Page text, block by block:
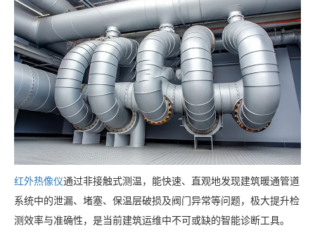
红外热像仪通过非接触式测温，能快速、直观地发现建筑暖通管道
系统中的泄漏、堵塞、保温层破损及阀门异常等问题，极大提升检
测效率与准确性，是当前建筑运维中不可或缺的智能诊断工具。